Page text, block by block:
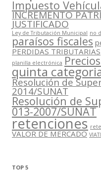
Impuesto
INCREMENTO
JUSTIFICADO
Ley de Tributación Municipal no
paraísos fiscales
PERDIDAS TRIBUTARIAS
planilla electrónica
quinta
Resolución de
2014/SUNAT
Resolución de
013-2007/SUNAT
retenciones
VALOR DE MERCADO
TOP 5